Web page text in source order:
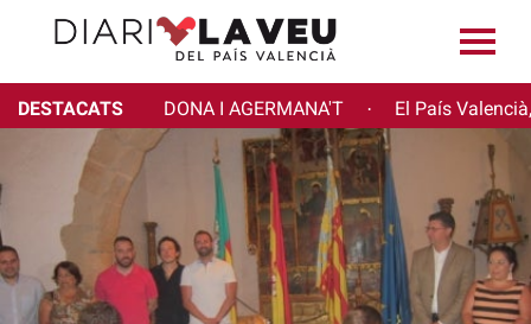
DESTACATS DONA I AGERMANA'T · El País